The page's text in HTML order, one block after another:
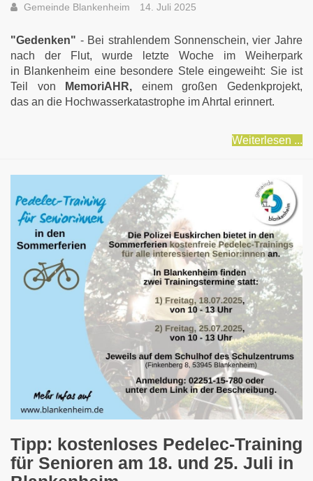
Gemeinde Blankenheim 14. Juli 2025
"Gedenken" - Bei strahlendem Sonnenschein, vier Jahre
nach der Flut, wurde letzte Woche im Weiherpark
in Blankenheim eine besondere Stele eingeweiht: Sie ist
Teil von
MemoriAHR, einem großen Gedenkprojekt,
das an die Hochwasserkatastrophe im Ahrtal erinnert.
Weiterlesen ...
Tipp: kostenloses Pedelec-Training
für Senioren am 18. und 25. Juli in